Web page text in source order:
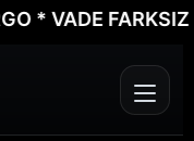
VADE FARKSIZ 6